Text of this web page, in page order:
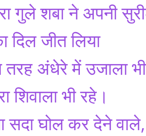
गुले शबा ने अपनी
दिल जीत लिया
अंधेरे में उजाला
शिवाला भी रहे।
सदा घोल कर देने